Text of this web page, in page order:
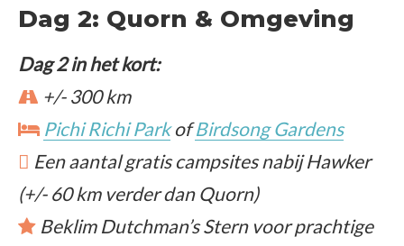
Dag 2: Quorn & Omgeving
Dag 2 in het kort:
+/- 300 km
Pichi Richi ParkofBirdsong Gardens
Een aantal gratis campsites nabij Hawker
(+/- 60 km verder dan Quorn)
Beklim Dutchman’s Stern voor prachtige